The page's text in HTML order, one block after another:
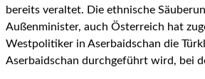
bereits veraltet. Die ethnische
Außenminister, auch Österreich hat
Westpolitiker in Aserbaidschan die
Aserbaidschan durchgeführt wird, bei